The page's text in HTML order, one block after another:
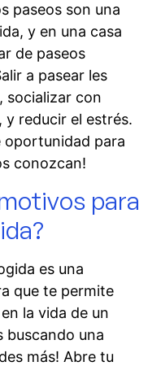
paseos son una
y en una casa
de paseos
a pasear les
socializar con
y reducir el estrés.
oportunidad para
conozcan!
para
es una
que te permite
la vida de un
buscando una
más! Abre tu